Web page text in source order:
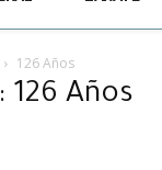
126 Años
126 Años